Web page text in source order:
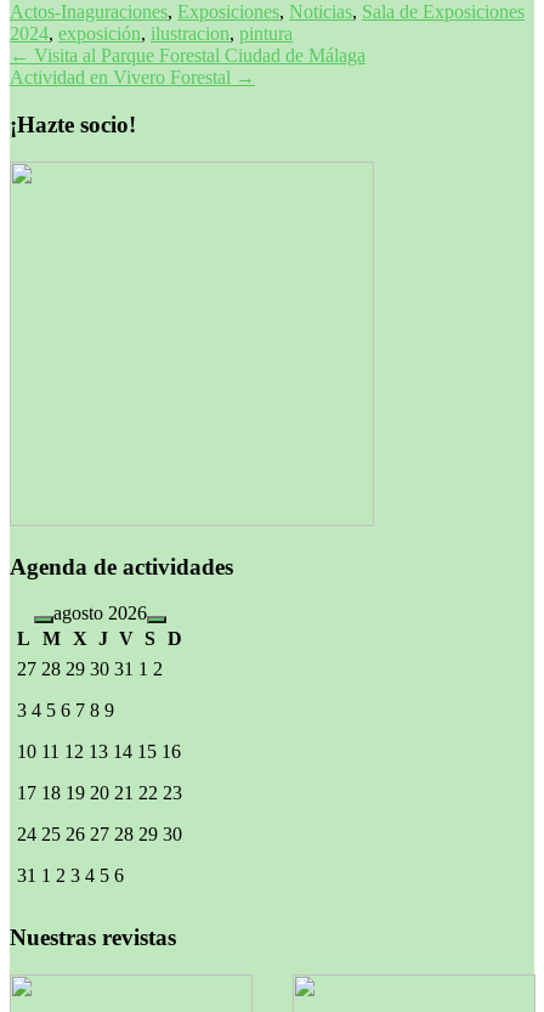
Actos-Inaguraciones, Exposiciones, Noticias, Sala de Exposiciones
2024, exposición, ilustracion, pintura
Navegación
de
entradas
← Visita al Parque Forestal Ciudad de Málaga
Actividad en Vivero Forestal →
¡Hazte socio!
Agenda de actividades
agosto 2026
L
M X J V S D
27 28 29 30 31 1 2
3 4 5 6 7 8 9
10 11 12 13 14 15 16
17 18 19 20 21 22 23
24 25 26 27 28 29 30
31 1 2 3 4 5 6
Nuestras revistas